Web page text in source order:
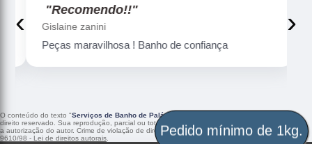
"Recomendo!!"
Gislaine zanini
Peças maravilhosa ! Banho de confiança
‹ ›
O conteúdo do texto "Serviços de Banho de Paládio Industrial Balneario Camboriu
" é de
direito reservado. Sua reprodução, parcial ou total, mesmo citando nossos links, é proibida sem
a autorização do autor. Crime de violação de direito autoral – artigo 184 do Código Penal –Lei
9610/98 - Lei de direitos autorais
Pedido mínimo de 1kg.